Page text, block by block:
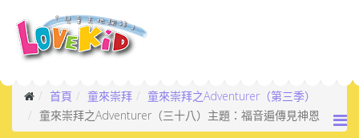
首頁 童來崇拜
童來崇拜之Adventurer（第三季）
童來崇拜之Adventurer（三十八）主題：福音遍傳見神恩